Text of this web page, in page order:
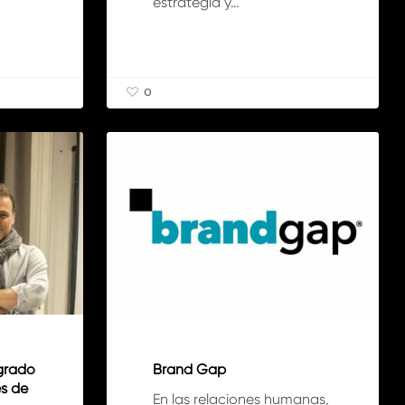
0
de
Brand
Brand Gap
En las relaciones humanas,